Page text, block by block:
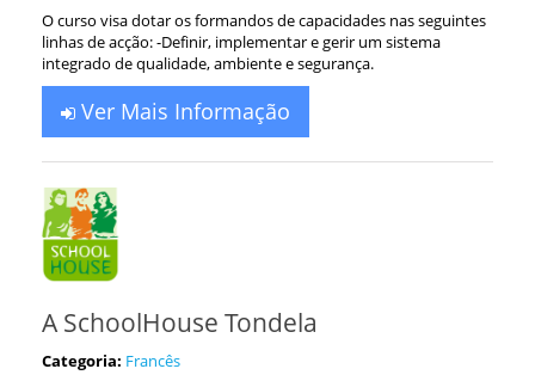
O curso visa dotar os formandos de capacidades nas seguintes
linhas de acção: -Definir, implementar e gerir um sistema
integrado de qualidade, ambiente e segurança.
Ver Mais Informação
A SchoolHouse Tondela
Categoria: Francês